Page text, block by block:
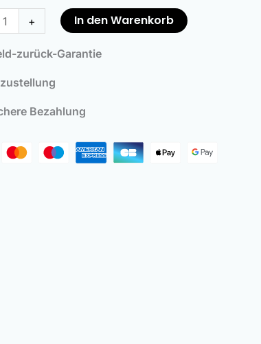
+ In den Warenkorb
zurück-Garantie
Bezahlung